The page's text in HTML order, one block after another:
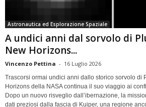
Astronautica ed Esplorazione Spaziale
A undici anni dal sorvolo di
New Horizons...
Vincenzo Pettina - 16 Luglio 2026
Trascorsi ormai undici anni dallo storico sorvolo di
Horizons della NASA continua il suo viaggio ai
Dopo un nuovo risveglio dall’ibernazione, la
dati preziosi dalla fascia di Kuiper, una regione